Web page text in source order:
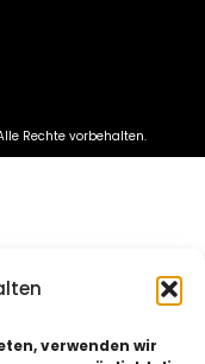
verwenden wir
Rechte vorbehalten.